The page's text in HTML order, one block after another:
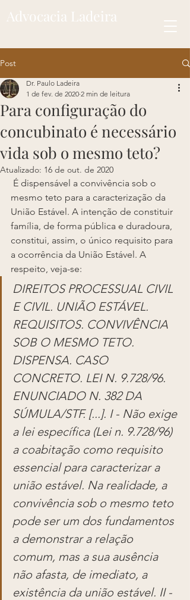
Advocacia Ladeira
Post
Para configuração do
concubinato é necessário
vida sob o mesmo teto?
Dr. Paulo Ladeira
1 de fev. de 2020 2 min de leitura
Atualizado: 16 de out. de 2020
mesmo teto para a caracterização da
União Estável. A intenção de constituir
família, de forma pública e duradoura,
constitui, assim, o único requisito para
a ocorrência da União Estável. A
respeito, veja-se:
DIREITOS PROCESSUAL CIVIL
E CIVIL. UNIÃO ESTÁVEL.
REQUISITOS. CONVIVÊNCIA
SOB O MESMO TETO.
DISPENSA. CASO
CONCRETO. LEI N. 9.728/96.
ENUNCIADO N. 382 DA
SÚMULA/STF. [...]. I - Não exige
a lei específica (Lei n. 9.728/96)
a coabitação como requisito
essencial para caracterizar a
união estável. Na realidade, a
convivência sob o mesmo teto
pode ser um dos fundamentos
a demonstrar a relação
comum, mas a sua ausência
não afasta, de imediato, a
existência da união estável. II -